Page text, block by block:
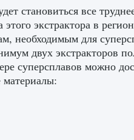
становиться все
экстрактора в
необходимым для
двух экстракторов
суперсплавов можно
материалы: